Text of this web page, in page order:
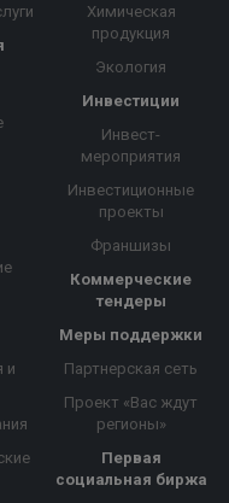
и
Химическая
продукция
Экология
Инвестиции
Инвест-
мероприятия
Инвестиционные
проекты
Франшизы
Коммерческие
тендеры
Меры поддержки
Партнерская сеть
Проект «Вас ждут
регионы»
Первая
социальная биржа